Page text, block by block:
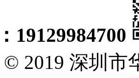
19129984700
© 2019 深圳